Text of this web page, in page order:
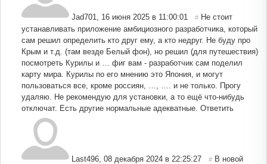
Jad701 16 июня 2025 в 11:00:01 # Не стоит
устанавливать приложение амбициозного разработчика, который
сам решил определить кто друг ему, а кто недруг. Не буду про
Крым и т.д. (там везде Белый фон), но решил (для путешествия)
посмотреть Курилы и … фиг вам - разработчик сам поделил
карту мира. Курилы по его мнению это Япония, и могут
пользоваться все, кроме россиян, …, …. и не только. Прогу
удаляю. Не рекомендую для установки, а то ещё что-нибудь
отключат. Есть другие нормальные адекватные. Ответить
Last496 08 декабря 2024 в 22:25:27 # В новой